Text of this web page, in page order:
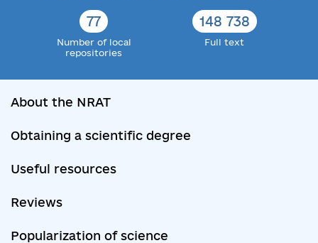
77
Number of local
repositories
148 738
Full text
About the NRAT
Obtaining a scientific degree
Useful resources
Reviews
Popularization of science